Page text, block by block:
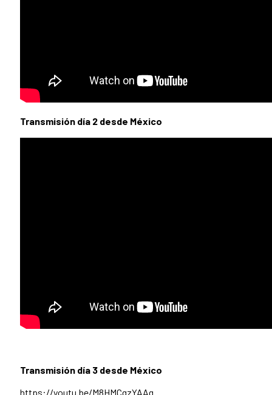
Transmisión día 2 desde México
Transmisión día 3 desde México
https://youtu.be/M8HMCqzYAAg